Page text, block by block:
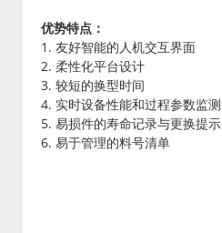
优势特点：
1. 友好智能的人机交互界面
2. 柔性化平台设计
3. 较短的换型时间
4. 实时设备性能和过程参数监测
5. 易损件的寿命记录与更换提示
6. 易于管理的料号清单